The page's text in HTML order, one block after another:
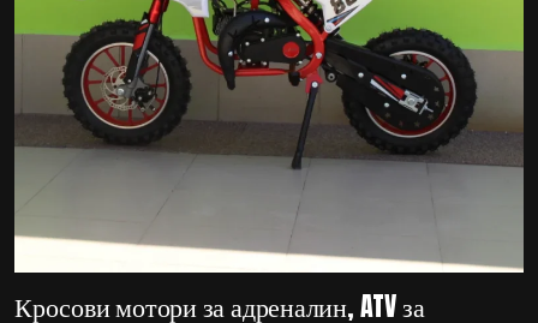
Кросови мотори за адреналин, ATV за